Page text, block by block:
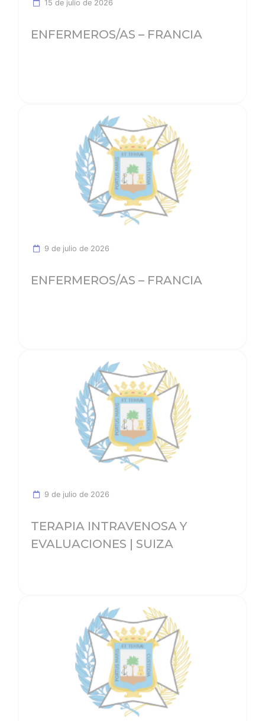
15 de julio de 2026
ENFERMEROS/AS – FRANCIA
9 de julio de 2026
ENFERMEROS/AS – FRANCIA
9 de julio de 2026
TERAPIA INTRAVENOSA Y
EVALUACIONES | SUIZA